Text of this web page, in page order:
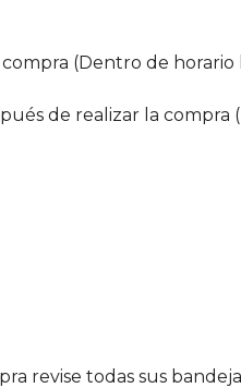
(Dentro de horario
de realizar la
revise todas sus